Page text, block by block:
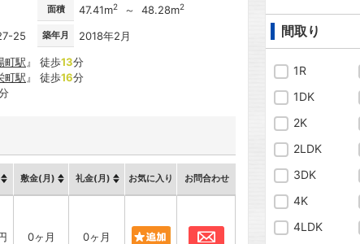
面積 47.41m2 ～ 48.28m2
25 築年月 2018年2月
町駅 』 徒歩13分
町駅 』 徒歩16分
敷金(月) 礼金(月) お気に入り お問合わせ
0ヶ月 0ヶ月 お問合わせ
間取り
1R
1DK
2K
2LDK
3DK
4K
4LDK